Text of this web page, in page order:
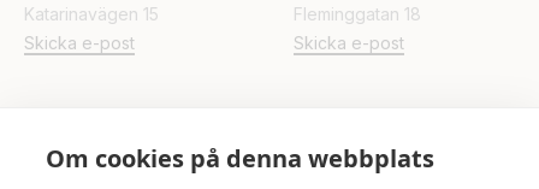
Om cookies på denna webbplats
Katarinavägen 15
Skicka e-post
Fleminggatan 18
Skicka e-post
Rådhuset